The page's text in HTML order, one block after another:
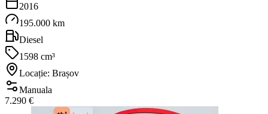
2016
195.000 km
Diesel
1598 cm³
Locație: Brașov
Manuala
7.290 €